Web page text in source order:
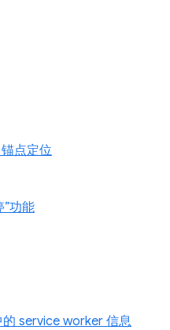
点定位
”功能
service worker 信息